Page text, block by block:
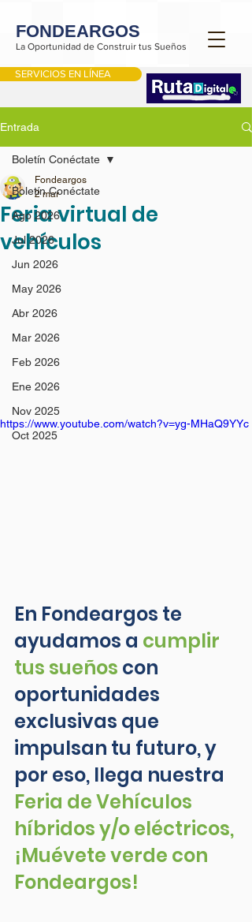
FONDEARGOS
SERVICIOS EN LÍNEA
La Oportunidad de Construir tus Sueños
Entrada
Boletín Conéctate
Ago 2026
Jul 2026
Jun 2026
May 2026
Abr 2026
Mar 2026
Feb 2026
Ene 2026
Nov 2025
Oct 2025
Boletín Conéctate
Feria virtual de
vehículos
Fondeargos
2 mar
https://www.youtube.com/watch?v=yg-MHaQ9YYc
En Fondeargos te
ayudamos a cumplir
tus sueños con
oportunidades
exclusivas que
impulsan tu futuro, y
por eso, llega nuestra
Feria de Vehículos
híbridos y/o eléctricos,
¡Muévete verde con
Fondeargos!